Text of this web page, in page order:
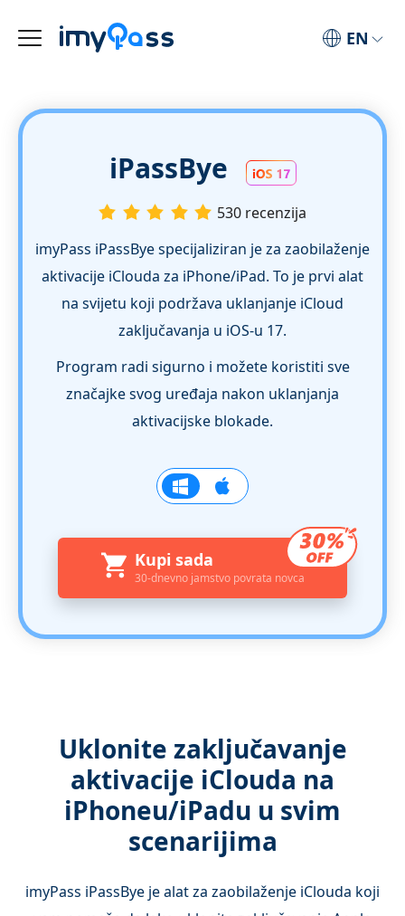
EN
iPassBye
530 recenzija
imyPass iPassBye specijaliziran je za zaobilaženje
aktivacije iClouda za iPhone/iPad. To je prvi alat
na svijetu koji podržava uklanjanje iCloud
zaključavanja u iOS-u 17.
Program radi sigurno i možete koristiti sve
značajke svog uređaja nakon uklanjanja
aktivacijske blokade.
Kupi sada
30-dnevno jamstvo povrata novca
Uklonite zaključavanje
aktivacije iClouda na
iPhoneu/iPadu u svim
scenarijima
imyPass iPassBye je alat za zaobilaženje iClouda koji